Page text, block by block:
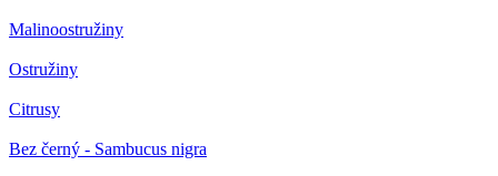
Malinoostružiny
Ostružiny
Citrusy
Bez černý - Sambucus nigra